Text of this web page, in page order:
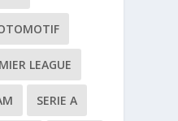
LEAGUE
SERIE A